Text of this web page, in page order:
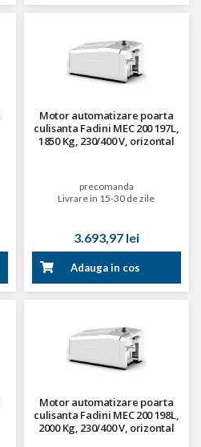
Motor automatizare poarta
culisanta Fadini MEC 200 197L,
1850 Kg, 230/400 V, orizontal
precomanda
Livrare in 15-30 de zile
3.693,97 lei
Adauga in cos
Motor automatizare poarta
culisanta Fadini MEC 200 198L,
2000 Kg, 230/400 V, orizontal